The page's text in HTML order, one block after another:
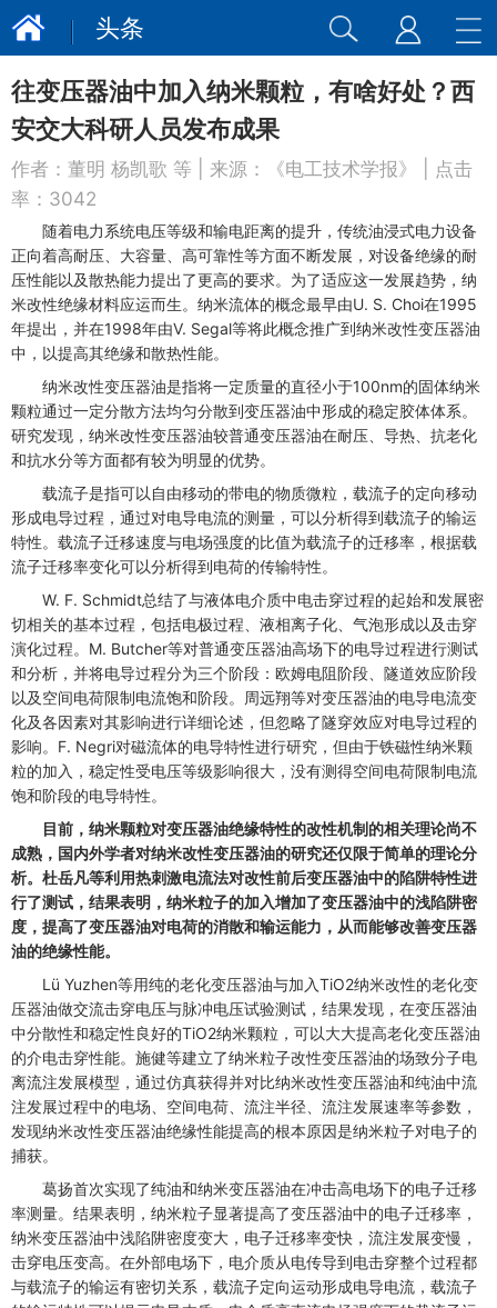
头条
往变压器油中加入纳米颗粒，有啥好处？西
安交大科研人员发布成果
作者： 董明 杨凯歌 等 | 来源： 《电工技术学报》
| 点击
率： 3042
随着电力系统电压等级和输电距离的提升，传统油浸式电力设备
正向着高耐压、大容量、高可靠性等方面不断发展，对设备绝缘的耐
压性能以及散热能力提出了更高的要求。为了适应这一发展趋势，纳
米改性绝缘材料应运而生。纳米流体的概念最早由U. S. Choi在1995
年提出，并在1998年由V. Segal等将此概念推广到纳米改性变压器油
中，以提高其绝缘和散热性能。
纳米改性变压器油是指将一定质量的直径小于100nm的固体纳米
颗粒通过一定分散方法均匀分散到变压器油中形成的稳定胶体体系。
研究发现，纳米改性变压器油较普通变压器油在耐压、导热、抗老化
和抗水分等方面都有较为明显的优势。
载流子是指可以自由移动的带电的物质微粒，载流子的定向移动
形成电导过程，通过对电导电流的测量，可以分析得到载流子的输运
特性。载流子迁移速度与电场强度的比值为载流子的迁移率，根据载
流子迁移率变化可以分析得到电荷的传输特性。
W. F. Schmidt总结了与液体电介质中电击穿过程的起始和发展密
切相关的基本过程，包括电极过程、液相离子化、气泡形成以及击穿
演化过程。M. Butcher等对普通变压器油高场下的电导过程进行测试
和分析，并将电导过程分为三个阶段：欧姆电阻阶段、隧道效应阶段
以及空间电荷限制电流饱和阶段。周远翔等对变压器油的电导电流变
化及各因素对其影响进行详细论述，但忽略了隧穿效应对电导过程的
影响。F. Negri对磁流体的电导特性进行研究，但由于铁磁性纳米颗
粒的加入，稳定性受电压等级影响很大，没有测得空间电荷限制电流
饱和阶段的电导特性。
目前，纳米颗粒对变压器油绝缘特性的改性机制的相关理论尚不
成熟，国内外学者对纳米改性变压器油的研究还仅限于简单的理论分
析。杜岳凡等利用热刺激电流法对改性前后变压器油中的陷阱特性进
行了测试，结果表明，纳米粒子的加入增加了变压器油中的浅陷阱密
度，提高了变压器油对电荷的消散和输运能力，从而能够改善变压器
油的绝缘性能。
Lü Yuzhen等用纯的老化变压器油与加入TiO2纳米改性的老化变
压器油做交流击穿电压与脉冲电压试验测试，结果发现，在变压器油
中分散性和稳定性良好的TiO2纳米颗粒，可以大大提高老化变压器油
的介电击穿性能。施健等建立了纳米粒子改性变压器油的场致分子电
离流注发展模型，通过仿真获得并对比纳米改性变压器油和纯油中流
注发展过程中的电场、空间电荷、流注半径、流注发展速率等参数，
发现纳米改性变压器油绝缘性能提高的根本原因是纳米粒子对电子的
捕获。
葛扬首次实现了纯油和纳米变压器油在冲击高电场下的电子迁移
率测量。结果表明，纳米粒子显著提高了变压器油中的电子迁移率，
纳米变压器油中浅陷阱密度变大，电子迁移率变快，流注发展变慢，
击穿电压变高。在外部电场下，电介质从电传导到电击穿整个过程都
与载流子的输运有密切关系，载流子定向运动形成电导电流，载流子